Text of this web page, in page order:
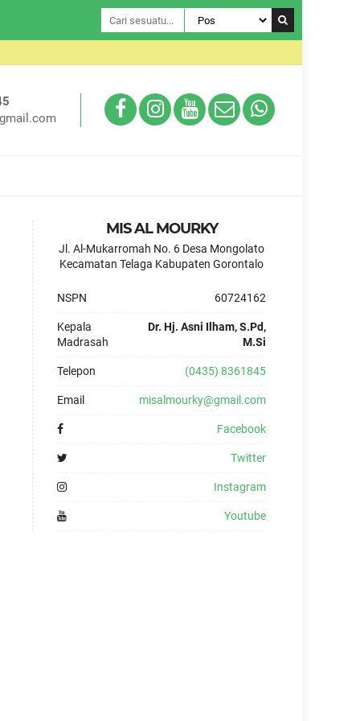
MIS AL MOURKY
Jl. Al-Mukarromah No. 6 Desa Mongolato
Kecamatan Telaga Kabupaten Gorontalo
NSPN 60724162
Kepala
Madrasah
Dr. Hj. Asni Ilham, S.Pd,
M.Si
Telepon (0435) 8361845
Email misalmourky@gmail.com
Facebook
Twitter
Instagram
Youtube